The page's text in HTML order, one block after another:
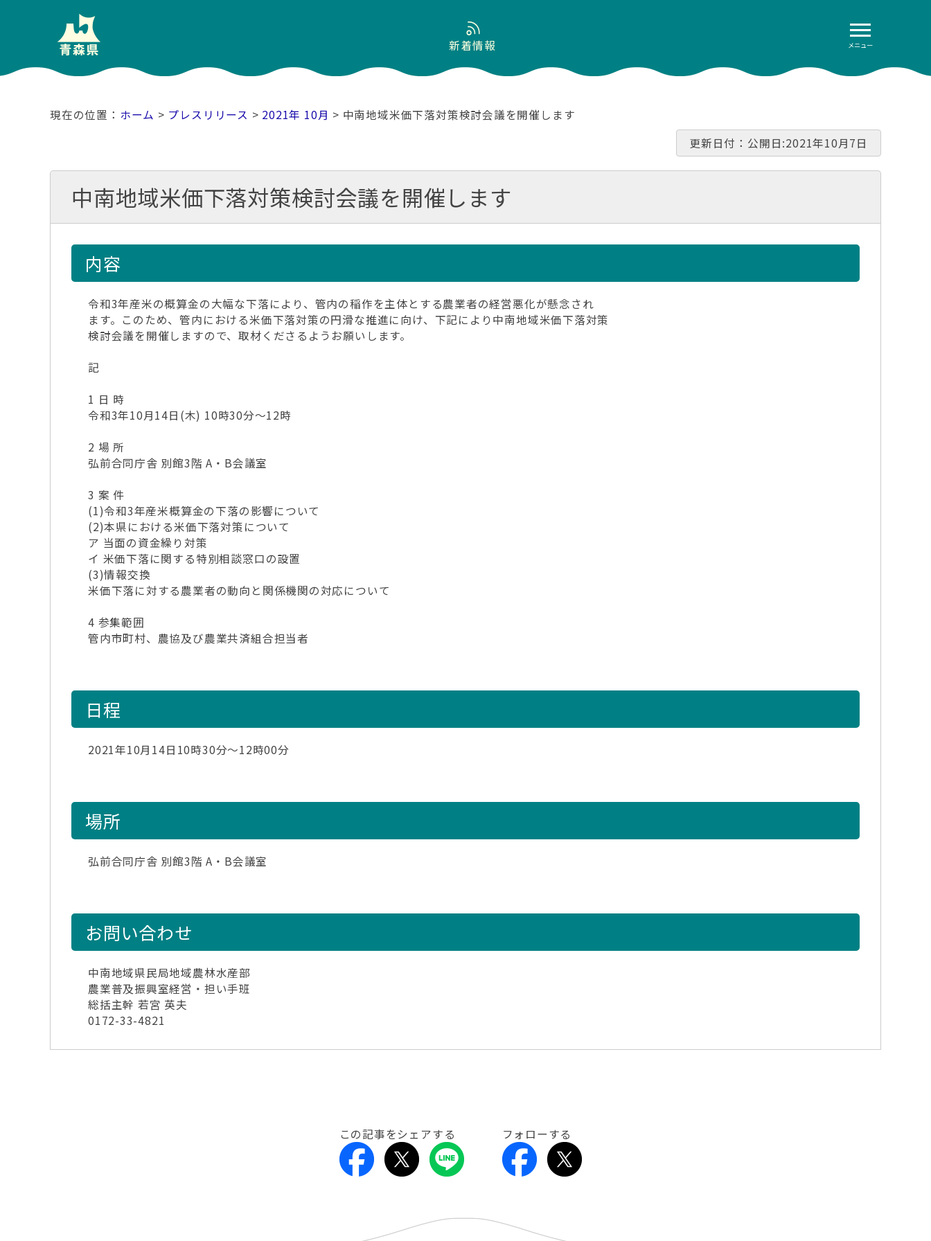
メニュー
新着情報
ホーム > プレスリリース > 2021年 10月 > 中南地域米価下落対策検討会議を開催します
更新日付：公開日:2021年10月7日
中南地域米価下落対策検討会議を開催します
内容
令和3年産米の概算金の大幅な下落により、管内の稲作を主体とする農業者の経営悪化が懸念され
ます。このため、管内における米価下落対策の円滑な推進に向け、下記により中南地域米価下落対策
検討会議を開催しますので、取材くださるようお願いします。
記
1 日 時
令和3年10月14日(木) 10時30分～12時
2 場 所
弘前合同庁舎 別館3階 A・B会議室
3 案 件
(1)令和3年産米概算金の下落の影響について
(2)本県における米価下落対策について
ア 当面の資金繰り対策
イ 米価下落に関する特別相談窓口の設置
(3)情報交換
米価下落に対する農業者の動向と関係機関の対応について
4 参集範囲
管内市町村、農協及び農業共済組合担当者
日程
2021年10月14日10時30分～12時00分
場所
弘前合同庁舎 別館3階 A・B会議室
お問い合わせ
中南地域県民局地域農林水産部
農業普及振興室経営・担い手班
総括主幹 若宮 英夫
0172-33-4821
この記事をシェアする フォローする